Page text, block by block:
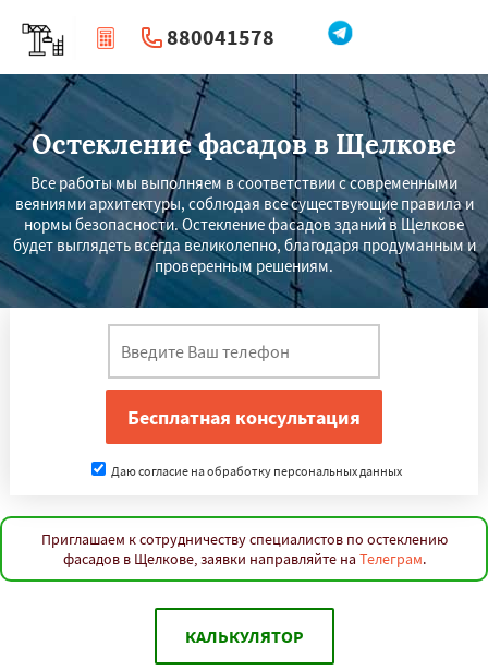
880041578
| Перезвоните мне
Остекление фасадов в Щелкове
Все работы мы выполняем в соответствии с современными
веяниями архитектуры, соблюдая все существующие правила и
нормы безопасности. Остекление фасадов зданий в Щелкове
будет выглядеть всегда великолепно, благодаря продуманным и
проверенным решениям.
Даю согласие на обработку персональных данных
Приглашаем к сотрудничеству специалистов по остеклению
фасадов в Щелкове, заявки направляйте на Телеграм.
КАЛЬКУЛЯТОР